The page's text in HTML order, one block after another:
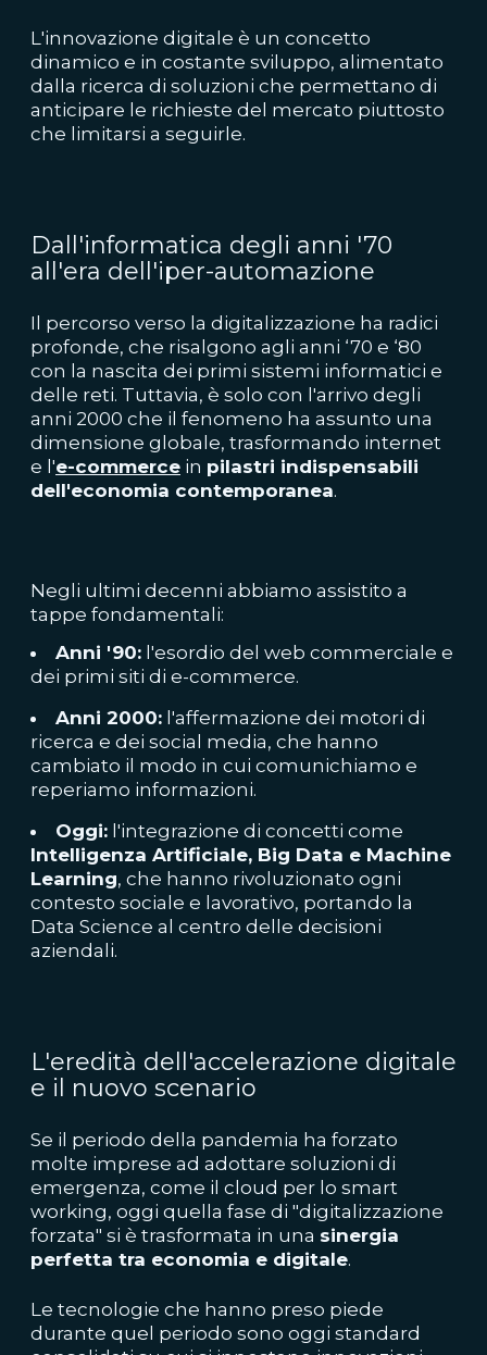
L'innovazione digitale è un concetto
dinamico e in costante sviluppo, alimentato
dalla ricerca di soluzioni che permettano di
anticipare le richieste del mercato piuttosto
che limitarsi a seguirle.
Dall'informatica degli anni '70
all'era dell'iper-automazione
Il percorso verso la digitalizzazione ha radici
profonde, che risalgono agli anni ‘70 e ‘80
con la nascita dei primi sistemi informatici e
delle reti. Tuttavia, è solo con l'arrivo degli
anni 2000 che il fenomeno ha assunto una
dimensione globale, trasformando internet
e l'e-commerce in pilastri indispensabili
dell'economia contemporanea.
Negli ultimi decenni abbiamo assistito a
tappe fondamentali:
Anni '90: l'esordio del web commerciale e
dei primi siti di e-commerce.
Anni 2000: l'affermazione dei motori di
ricerca e dei social media, che hanno
cambiato il modo in cui comunichiamo e
reperiamo informazioni.
Oggi: l'integrazione di concetti come
Intelligenza Artificiale, Big Data e Machine
Learning, che hanno rivoluzionato ogni
contesto sociale e lavorativo, portando la
Data Science al centro delle decisioni
aziendali.
L'eredità dell'accelerazione digitale
e il nuovo scenario
Se il periodo della pandemia ha forzato
molte imprese ad adottare soluzioni di
emergenza, come il cloud per lo smart
working, oggi quella fase di "digitalizzazione
forzata" si è trasformata in una sinergia
perfetta tra economia e digitale.
Le tecnologie che hanno preso piede
durante quel periodo sono oggi standard